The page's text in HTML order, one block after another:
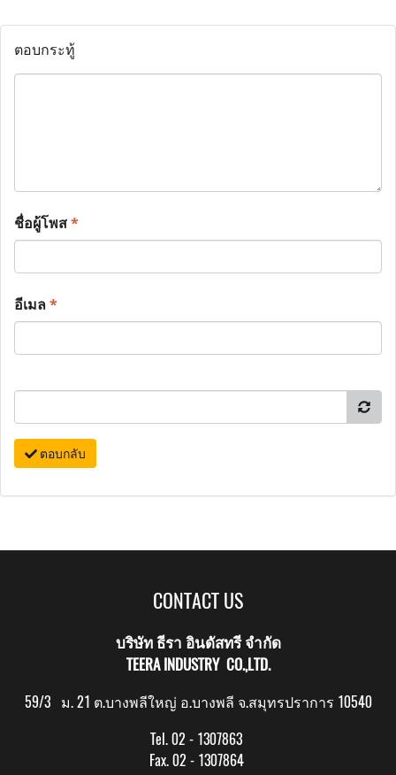
ตอบกระทู้
ชื่อผู้โพส*
อีเมล*
ตอบกลับ
CONTACT US
บริษัท ธีรา อินดัสทรี จำกัด
TEERA INDUSTRY CO.,LTD.
59/3 ม. 21 ต.บางพลีใหญ่ อ.บางพลี จ.สมุทรปราการ 10540
Tel. 02 - 1307863
Fax. 02 - 1307864